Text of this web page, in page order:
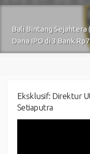
Bali Bintang Sejahtera
Dana IPO di 3 Bank
Eksklusif: Direktur
Setiaputra